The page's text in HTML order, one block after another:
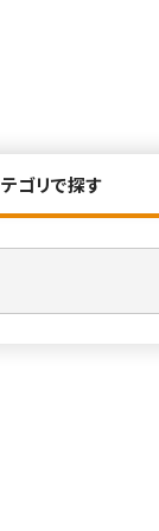
ゴリで探す